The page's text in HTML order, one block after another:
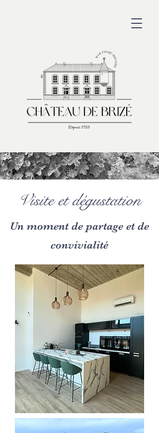
Visite et dégustation
Un moment de partage et de
convivialité